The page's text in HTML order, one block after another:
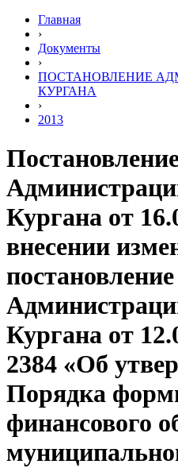
Главная
›
Документы
›
ПОСТАНОВЛЕНИЕ
КУРГАНА
›
2013
Кургана от
внесении
постановление
Кургана от
2384 «Об
Порядка
финансового